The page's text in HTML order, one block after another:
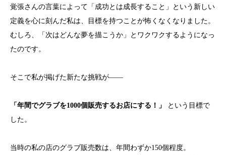
覚張さんの言葉によって「成功とは成長すること」という新しい
定義を心に刻んだ私は、目標を持つことが怖くなくなりました。
むしろ、「次はどんな夢を描こうか」とワクワクするようになっ
たのです。
そこで私が掲げた新たな挑戦が――
「年間でグラブを1000個販売するお店にする！」
という目標で
した。
当時の私の店のグラブ販売数は、年間わずか150個程度。